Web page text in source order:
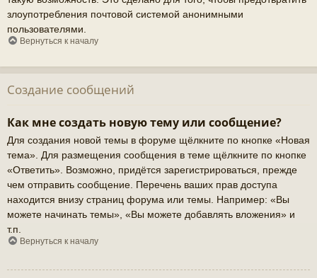
злоупотребления почтовой системой анонимными
пользователями.
Вернуться к началу
Создание сообщений
Как мне создать новую тему или сообщение?
Для создания новой темы в форуме щёлкните по кнопке «Новая
тема». Для размещения сообщения в теме щёлкните по кнопке
«Ответить». Возможно, придётся зарегистрироваться, прежде
чем отправить сообщение. Перечень ваших прав доступа
находится внизу страниц форума или темы. Например: «Вы
можете начинать темы», «Вы можете добавлять вложения» и
т.п.
Вернуться к началу